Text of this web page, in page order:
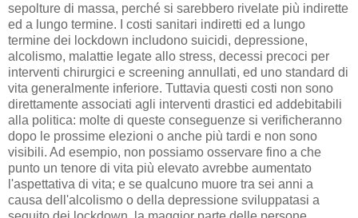
sepolture di massa, perché si sarebbero rivelate più indirette
ed a lungo termine. I costi sanitari indiretti ed a lungo
termine dei lockdown includono suicidi, depressione,
alcolismo, malattie legate allo stress, decessi precoci per
interventi chirurgici e screening annullati, ed uno standard di
vita generalmente inferiore. Tuttavia questi costi non sono
direttamente associati agli interventi drastici ed addebitabili
alla politica: molte di queste conseguenze si verificheranno
dopo le prossime elezioni o anche più tardi e non sono
visibili. Ad esempio, non possiamo osservare fino a che
punto un tenore di vita più elevato avrebbe aumentato
l'aspettativa di vita; e se qualcuno muore tra sei anni a
causa dell'alcolismo o della depressione sviluppatasi a